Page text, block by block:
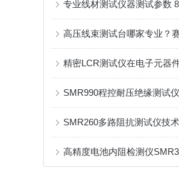
专业线材测试仪器测试参数
SMR260多路阻抗测试仪技